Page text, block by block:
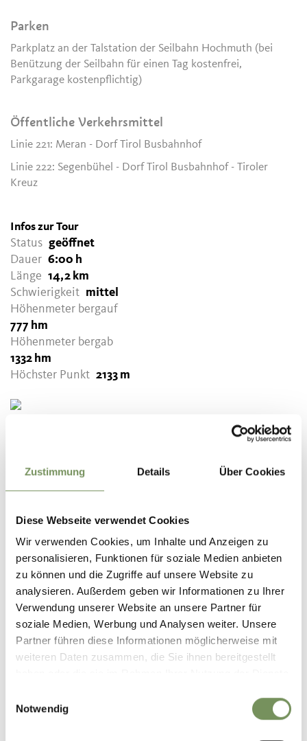
Zustimmung Details Über Cookies
Diese Webseite verwendet Cookies
Wir verwenden Cookies, um Inhalte und Anzeigen zu
personalisieren, Funktionen für soziale Medien anbieten
zu können und die Zugriffe auf unsere Website zu
analysieren. Außerdem geben wir Informationen zu Ihrer
Verwendung unserer Website an unsere Partner für
soziale Medien, Werbung und Analysen weiter. Unsere
Partner führen diese Informationen möglicherweise mit
weiteren Daten zusammen, die Sie ihnen bereitgestellt
Notwendig
Parken
Parkplatz an der Talstation der Seilbahn Hochmuth (bei
Benützung der Seilbahn für einen Tag kostenfrei,
Parkgarage kostenpflichtig)
Öffentliche Verkehrsmittel
Linie 221: Meran - Dorf Tirol Busbahnhof
Linie 222: Segenbühel - Dorf Tirol Busbahnhof - Tiroler
Kreuz
Infos zur Tour
Status geöffnet
Dauer 6:00 h
Länge 14,2 km
Schwierigkeit mittel
Höhenmeter bergauf
777 hm
Höhenmeter bergab
1332 hm
Höchster Punkt 2133 m
Tourismusverein Dorf Tirol
Hauptstraße 31
info@dorf-tirol.it
WAR DER INHALT FÜR DICH HILFREICH?
JA NEIN